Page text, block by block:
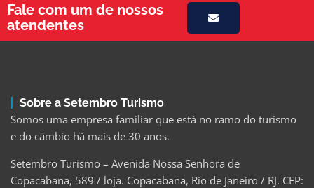
Fale com um de nossos
atendentes
Sobre a Setembro Turismo
Somos uma empresa familiar que está no ramo do turismo
e do câmbio há mais de 30 anos.
Setembro Turismo – Avenida Nossa Senhora de
Copacabana, 589 / loja. Copacabana, Rio de Janeiro / RJ. CEP: